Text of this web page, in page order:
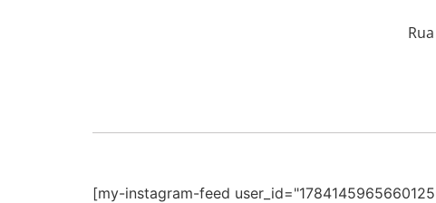
[my-instagram-feed